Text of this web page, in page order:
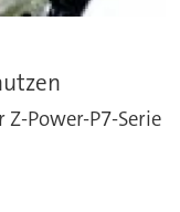
Power-P7-Serie